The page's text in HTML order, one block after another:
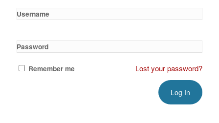
Username
Password
Remember me Lost your password?